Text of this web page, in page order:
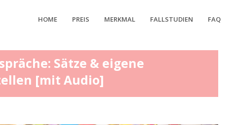
HOME PREIS MERKMAL FALLSTUDIEN FAQ
Sätze & eigene
[mit Audio]